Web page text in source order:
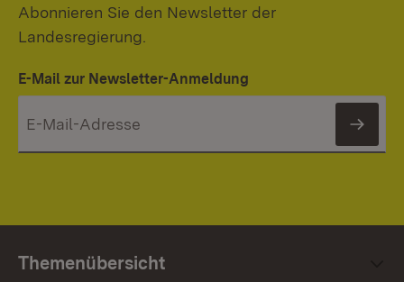
Abonnieren Sie den Newsletter der
Landesregierung.
E-Mail zur Newsletter-Anmeldung
Themenübersicht